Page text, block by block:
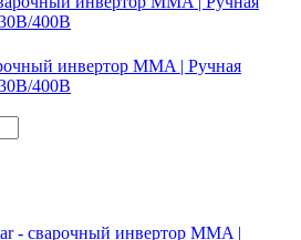
инвертор MMA | Ручная
400В